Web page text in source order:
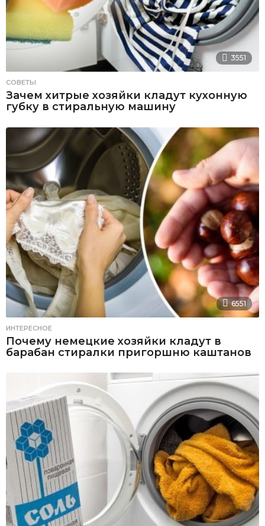
3551
СОВЕТЫ
Зачем хитрые хозяйки кладут кухонную
губку в стиральную машину
6551
ИНТЕРЕСНОЕ
Почему немецкие хозяйки кладут в
барабан стиралки пригоршню каштанов